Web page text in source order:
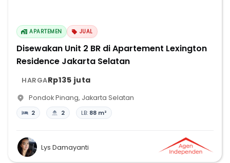
APARTEMEN JUAL
Disewakan Unit 2 BR di Apartement Lexington
Residence Jakarta Selatan
HARGARp135 juta
Pondok Pinang, Jakarta Selatan
2 2 LB: 88 m²
Lys Damayanti